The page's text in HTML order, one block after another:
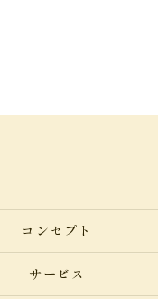
コンセプト
サービス